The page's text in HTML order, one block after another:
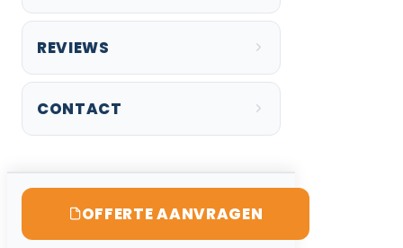
REVIEWS
CONTACT
OFFERTE AANVRAGEN